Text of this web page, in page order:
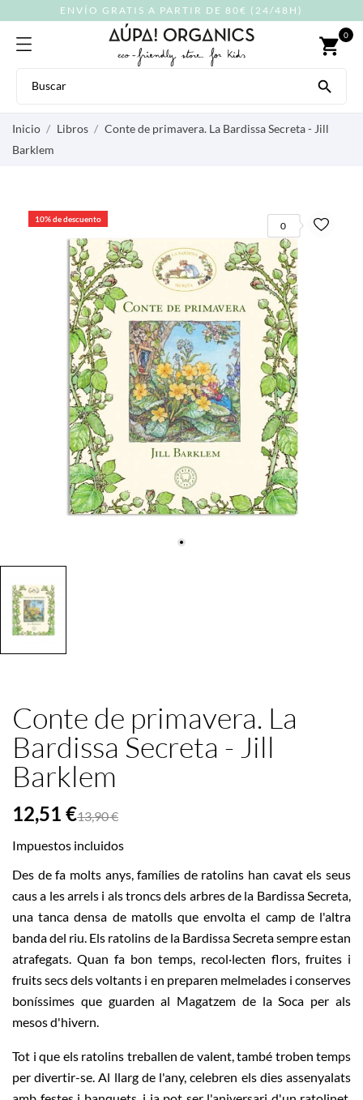
ENVÍO GRATIS A PARTIR DE 80€ (24/48H)
shopping_cart 0

Inicio Libros
Conte de primavera. La Bardissa Secreta - Jill
Barklem
10% de descuento
0
Conte de primavera. La
Bardissa Secreta - Jill
Barklem
12,51 €13,90 €
Impuestos incluidos
Des de fa molts anys, famílies de ratolins han cavat els seus
caus a les arrels i als troncs dels arbres de la Bardissa Secreta,
una tanca densa de matolls que envolta el camp de l'altra
banda del riu. Els ratolins de la Bardissa Secreta sempre estan
atrafegats. Quan fa bon temps, recol·lecten flors, fruites i
fruits secs dels voltants i en preparen melmelades i conserves
boníssimes que guarden al Magatzem de la Soca per als
mesos d'hivern.
Tot i que els ratolins treballen de valent, també troben temps
per divertir-se. Al llarg de l'any, celebren els dies assenyalats